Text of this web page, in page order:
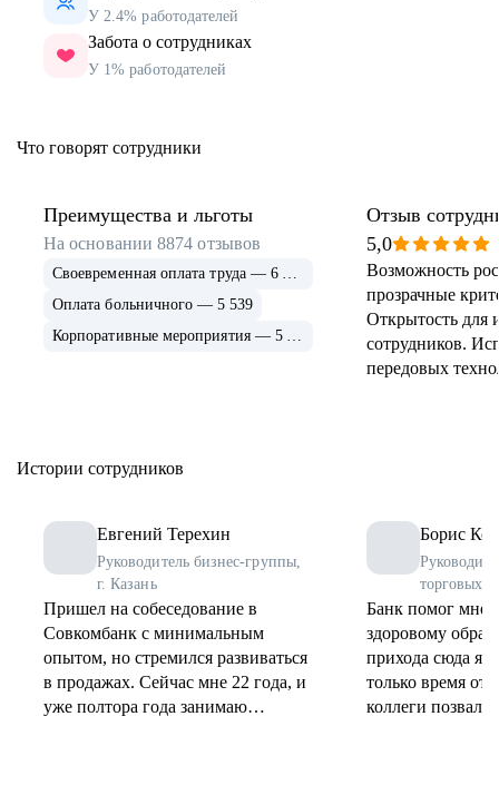
У 2.4% работодателей
Забота о сотрудниках
У 1% работодателей
Что говорят сотрудники
Преимущества и льготы
На основании8874 отзывов
Своевременная оплата труда — 6 915
Оплата больничного — 5 539
Корпоративные мероприятия — 5 339
Отзыв
5,0
Возможность
прозрачные
Открытость для
сотрудников.
передовых
Истории сотрудников
Евгений Терехин
Руководитель бизнес-группы,
г. Казань
Пришел на собеседование в
Совкомбанк с минимальным
опытом, но стремился развиваться
в продажах. Сейчас мне 22 года, и
уже полтора года занимаю
Борис
торговых
Банк помог мне
здоровому
прихода сюда я
только время от
коллеги позвали